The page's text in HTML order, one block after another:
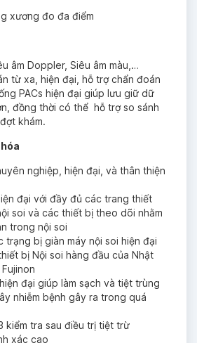
xương đo đa điểm
âm Doppler, Siêu âm màu,…
từ xa, hiện đại, hỗ trợ chẩn đoán
PACs hiện đại giúp lưu giữ dữ
đồng thời có thể hỗ trợ so sánh
khám.
nghiệp, hiện đại, và thân thiện
đại với đầy đủ các trang thiết
soi và các thiết bị theo dõi nhằm
trong nội soi
trạng bị giàn máy nội soi hiện đại
bị Nội soi hàng đầu của Nhật
đại giúp làm sạch và tiệt trùng
nhiễm bệnh gây ra trong quá
kiểm tra sau điều trị tiệt trừ
xác cao